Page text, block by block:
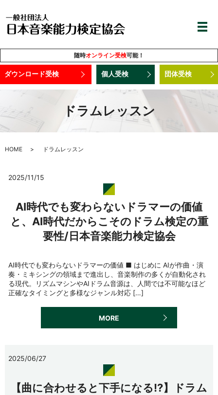
随時オンライン受検可能！
ダウンロード受検 個人受検 団体受検
ドラムレッスン
HOME ドラムレッスン
2025/11/15
AI時代でも変わらないドラマーの価値
と、AI時代だからこそのドラム検定の重
要性/日本音楽能力検定協会
AI時代でも変わらないドラマーの価値 ■ はじめに AIが作曲・演
奏・ミキシングの領域まで進出し、音楽制作の多くが自動化され
る現代。リズムマシンやAIドラム音源は、人間では不可能なほど
正確なタイミングと多様なジャンル対応 […]
MORE
2025/06/27
【曲に合わせると下手になる!?】ドラム